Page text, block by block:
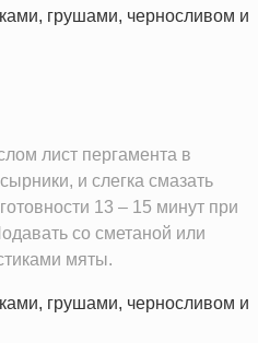
лист пергамента в
и слегка смазать
13 – 15 минут при
со сметаной или
мяты.